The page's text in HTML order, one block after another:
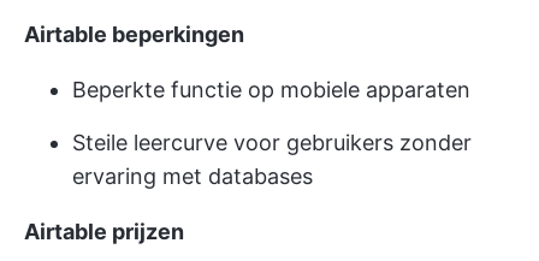
Airtable beperkingen
Beperkte functie op mobiele apparaten
Steile leercurve voor gebruikers zonder
ervaring met databases
Airtable prijzen